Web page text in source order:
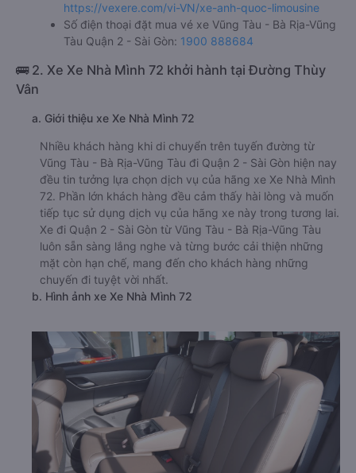
https://vexere.com/vi-VN/xe-anh-quoc-limousine
Số điện thoại đặt mua vé xe Vũng Tàu - Bà Rịa-Vũng
Tàu Quận 2 - Sài Gòn: 1900 888684
🚌 2. Xe Xe Nhà Mình 72 khởi hành tại Đường Thùy
Vân
a. Giới thiệu xe Xe Nhà Mình 72
Nhiều khách hàng khi di chuyển trên tuyến đường từ
Vũng Tàu - Bà Rịa-Vũng Tàu đi Quận 2 - Sài Gòn hiện nay
đều tin tưởng lựa chọn dịch vụ của hãng xe Xe Nhà Mình
72. Phần lớn khách hàng đều cảm thấy hài lòng và muốn
tiếp tục sử dụng dịch vụ của hãng xe này trong tương lai.
Xe đi Quận 2 - Sài Gòn từ Vũng Tàu - Bà Rịa-Vũng Tàu
luôn sẵn sàng lắng nghe và từng bước cải thiện những
mặt còn hạn chế, mang đến cho khách hàng những
chuyến đi tuyệt vời nhất.
b. Hình ảnh xe Xe Nhà Mình 72